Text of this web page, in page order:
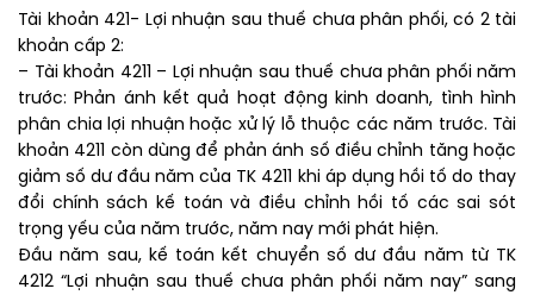
Tài khoản 421- Lợi nhuận sau thuế chưa phân phối, có 2 tài
khoản cấp 2:
– Tài khoản 4211 – Lợi nhuận sau thuế chưa phân phối năm
trước: Phản ánh kết quả hoạt động kinh doanh, tình hình
phân chia lợi nhuận hoặc xử lý lỗ thuộc các năm trước. Tài
khoản 4211 còn dùng để phản ánh số điều chỉnh tăng hoặc
giảm số dư đầu năm của TK 4211 khi áp dụng hồi tố do thay
đổi chính sách kế toán và điều chỉnh hồi tố các sai sót
trọng yếu của năm trước, năm nay mới phát hiện.
Đầu năm sau, kế toán kết chuyển số dư đầu năm từ TK
4212 “Lợi nhuận sau thuế chưa phân phối năm nay” sang